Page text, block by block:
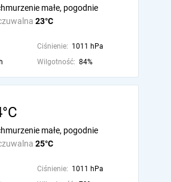
23°C
małe, pogodnie
Ciśnienie: 1011 hPa
Wilgotność: 84%
25°C
małe, pogodnie
Ciśnienie: 1011 hPa